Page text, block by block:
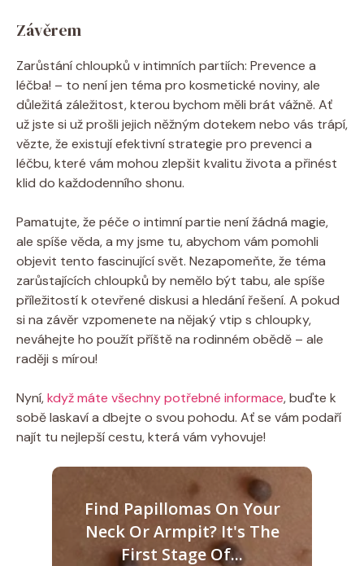
Závěrem
Zarůstání chloupků v intimních partiích: Prevence a
léčba! – to není jen téma pro kosmetické noviny, ale
důležitá záležitost, kterou bychom měli brát vážně. Ať
už jste si už prošli jejich něžným dotekem nebo vás trápí,
vězte, že existují efektivní strategie pro prevenci a
léčbu, které vám mohou zlepšit kvalitu života a přinést
klid do každodenního shonu.
Pamatujte, že péče o intimní partie není žádná magie,
ale spíše věda, a my jsme tu, abychom vám pomohli
objevit tento fascinující svět. Nezapomeňte, že téma
zarůstajících chloupků by nemělo být tabu, ale spíše
příležitostí k otevřené diskusi a hledání řešení. A pokud
si na závěr vzpomenete na nějaký vtip s chloupky,
neváhejte ho použít příště na rodinném obědě – ale
raději s mírou!
Nyní,když máte všechny potřebné informace, buďte k
sobě laskaví a dbejte o svou pohodu. Ať se vám podaří
najít tu nejlepší cestu, která vám vyhovuje!
Find Papillomas On Your
Neck Or Armpit? It's The
First Stage Of...